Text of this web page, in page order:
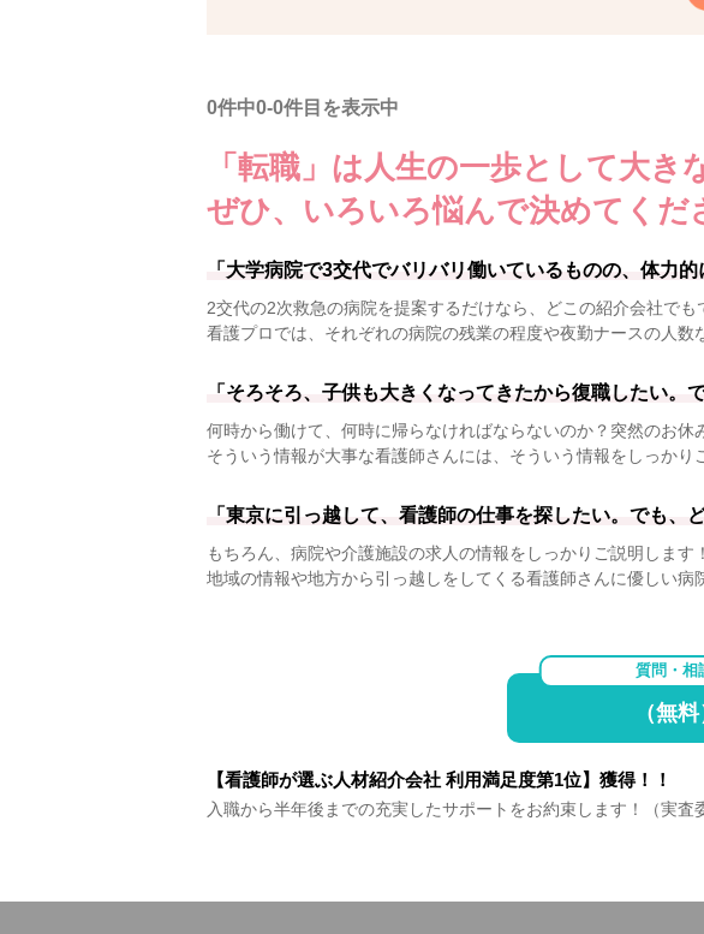
0件中0-0件目を表示中
「転職」は人生の一歩として大き
ぜひ、いろいろ悩んで決めてくだ
「大学病院で3交代でバリバリ働いているものの、体力
2交代の2次救急の病院を提案するだけなら、どこの紹介会社でも
看護プロでは、それぞれの病院の残業の程度や夜勤ナースの人
「そろそろ、子供も大きくなってきたから復職したい。
何時から働けて、何時に帰らなければならないのか？突然のお休
そういう情報が大事な看護師さんには、そういう情報をしっかり
「東京に引っ越して、看護師の仕事を探したい。でも
もちろん、病院や介護施設の求人の情報をしっかりご説明します
地域の情報や地方から引っ越しをしてくる看護師さんに優しい
質問・相
（無
【看護師が選ぶ人材紹介会社 利用満足度第1位】獲得！！
入職から半年後までの充実したサポートをお約束します！（実査